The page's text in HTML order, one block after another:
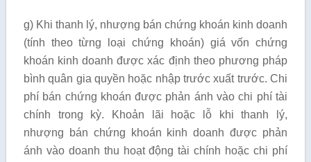
g) Khi thanh lý, nhượng bán chứng khoán kinh doanh
(tính theo từng loại chứng khoán) giá vốn chứng
khoán kinh doanh được xác định theo phương pháp
bình quân gia quyền hoặc nhập trước xuất trước. Chi
phí bán chứng khoán được phản ánh vào chi phí tài
chính trong kỳ. Khoản lãi hoặc lỗ khi thanh lý,
nhượng bán chứng khoán kinh doanh được phản
ánh vào doanh thu hoạt động tài chính hoặc chi phí